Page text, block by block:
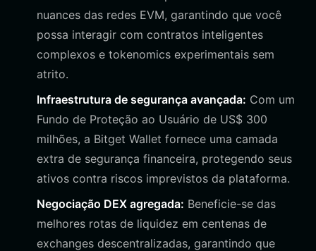
nuances das redes EVM, garantindo que você
possa interagir com contratos inteligentes
complexos e tokenomics experimentais sem
atrito.
Infraestrutura de segurança avançada: Com um
Fundo de Proteção ao Usuário de US$ 300
milhões, a Bitget Wallet fornece uma camada
extra de segurança financeira, protegendo seus
ativos contra riscos imprevistos da plataforma.
Negociação DEX agregada: Beneficie-se das
melhores rotas de liquidez em centenas de
exchanges descentralizadas, garantindo que